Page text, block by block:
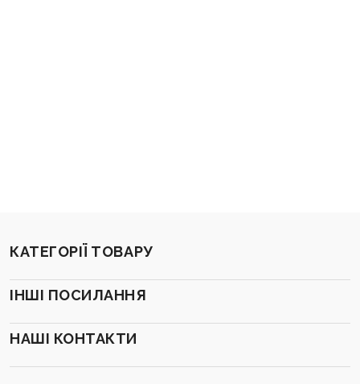
КАТЕГОРІЇ ТОВАРУ
ІНШІ ПОСИЛАННЯ
НАШІ КОНТАКТИ